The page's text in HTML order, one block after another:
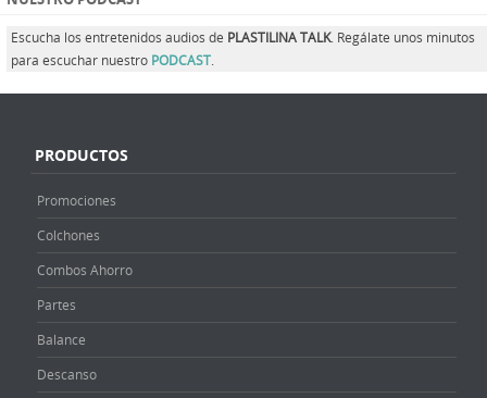
Escucha los entretenidos audios de PLASTILINA TALK. Regálate unos minutos
para escuchar nuestro PODCAST
PRODUCTOS
Promociones
Colchones
Combos Ahorro
Partes
Balance
Descanso